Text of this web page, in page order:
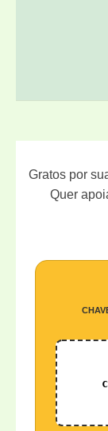
Gratos por
Quer